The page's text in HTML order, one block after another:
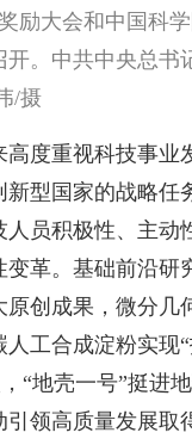
励大会和中国科
。中共中央总书
/摄
度重视科技事业
型国家的战略任
员积极性、主动
革。基础前沿研
创成果，微分几
工合成淀粉实现
“地壳一号”挺进
领高质量发展取